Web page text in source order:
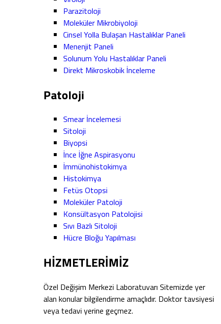
Parazitoloji
Moleküler Mikrobiyoloji
Cinsel Yolla Bulaşan Hastalıklar Paneli
Menenjit Paneli
Solunum Yolu Hastalıklar Paneli
Direkt Mikroskobik İnceleme
Patoloji
Smear İncelemesi
Sitoloji
Biyopsi
İnce İğne Aspirasyonu
İmmünohistokimya
Histokimya
Fetüs Otopsi
Moleküler Patoloji
Konsültasyon Patolojisi
Sıvı Bazlı Sitoloji
Hücre Bloğu Yapılması
HİZMETLERİMİZ
Özel Değişim Merkezi Laboratuvarı Sitemizde yer
alan konular bilgilendirme amaçlıdır. Doktor tavsiyesi
veya tedavi yerine geçmez.